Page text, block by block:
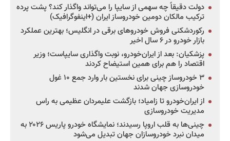
دولت دقیقاً چه سهمی از سایپا را می‌تواند واگذار کند؟ پشت پرده
ترکیب مالکان دومین خودروساز ایران (+اینفوگرافیک)
رکوردشکنی فروش خودروهای برقی در انگلیس؛ بهترین عملکرد
بازار خودرو در ۶ سال اخیر
پزشکیان: بعد از ایران‌خودرو، نوبت واگذاری سایپاست؛ وزیر
اقتصاد را هم برای همین استیضاح کردند
۳ خودروساز چینی برای نخستین بار وارد جمع ۱۰ غول
خودروسازی جهان شدند
از ایران‌خودرو تا زامیاد؛ بازگشت علیمردان عظیمی به راس
مدیریت خودروسازی
چینی‌ها به قلب اروپا رسیدند؛ نمایشگاه خودرو پاریس ۲۰۲۶ به
میدان نبرد خودروسازان جهان تبدیل می‌شود